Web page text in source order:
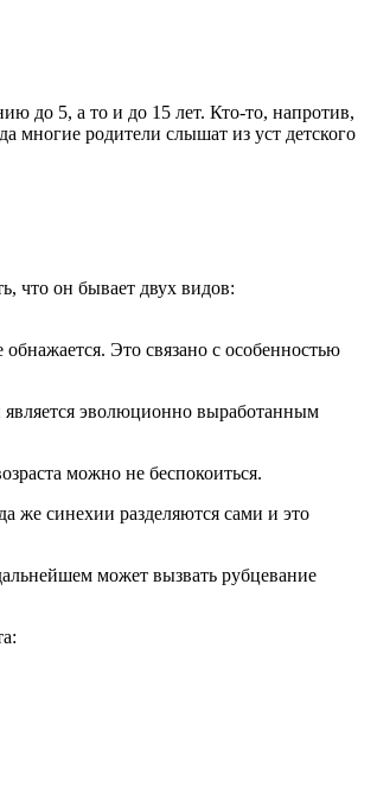
до 5, а то и до 15 лет. Кто-то, напротив,
многие родители слышат из уст детского
что он бывает двух видов:
Это связано с особенностью
является эволюционно выработанным
можно не беспокоиться.
же синехии разделяются сами и это
может вызвать рубцевание